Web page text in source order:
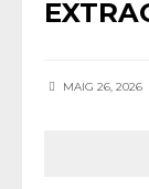
MAIG 26, 2026